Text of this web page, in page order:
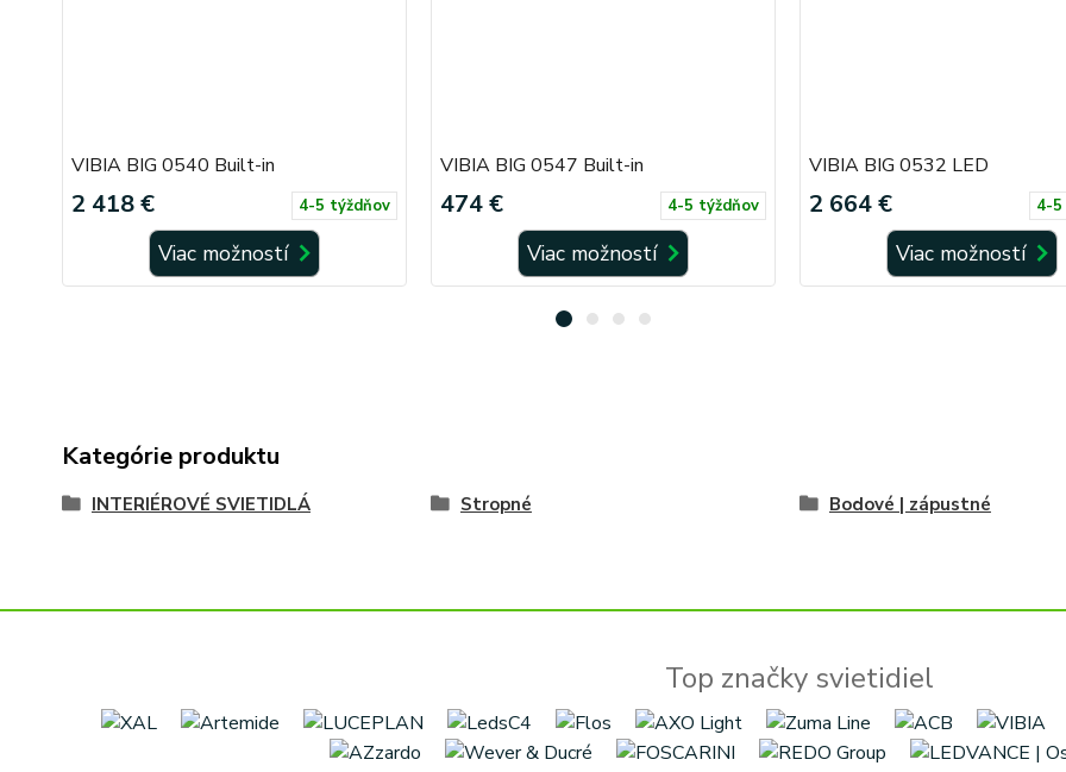
VIBIA BIG 0540 Built-in
2 418 € 4-5 týždňov
Viac možností
VIBIA BIG 0547 Built-in
474 € 4-5 týždňov
Viac možností
VIBIA BIG 0532 LED
2 664 € 4-
Viac možností
Kategórie produktu
INTERIÉROVÉ SVIETIDLÁ Stropné Bodové | zápustné
Top značky svietidiel